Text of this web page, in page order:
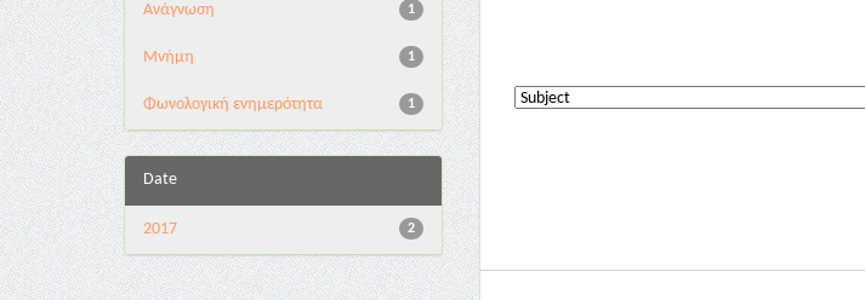
1
Ανάγνωση
1
Μνήμη
1
Φωνολογική ενημερότητα
Date
2
2017